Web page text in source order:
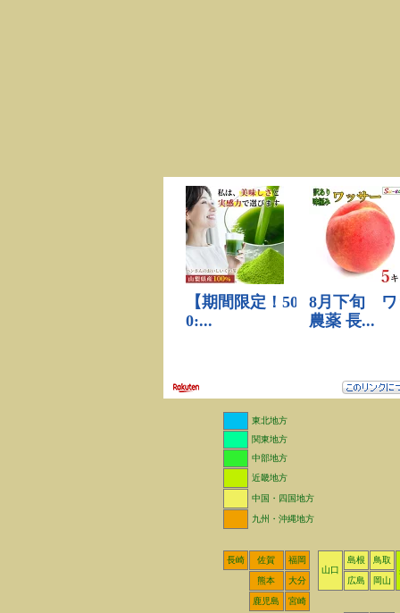
東北地方
関東地方
中部地方
近畿地方
中国・四国地方
九州・沖縄地方
長崎 佐賀
福岡
山口
島根
鳥取
熊本
大分 広島 岡山
鹿児島 宮崎